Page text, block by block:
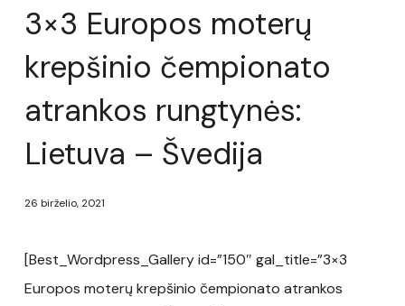
3×3 Europos moterų
krepšinio čempionato
atrankos rungtynės:
Lietuva – Švedija
26 birželio, 2021
[Best_Wordpress_Gallery id=”150″ gal_title=”3×3
Europos moterų krepšinio čempionato atrankos